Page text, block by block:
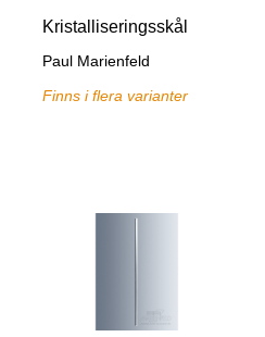
Kristalliseringsskål
Paul Marienfeld
Finns i flera varianter